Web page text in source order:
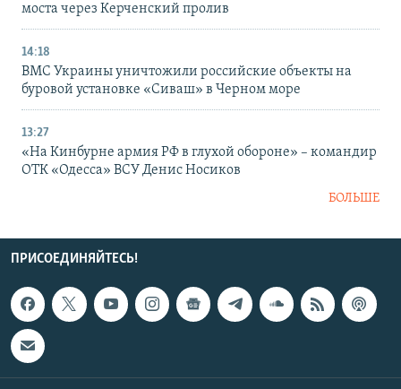
моста через Керченский пролив
14:18
ВМС Украины уничтожили российские объекты на
буровой установке «Сиваш» в Черном море
13:27
«На Кинбурне армия РФ в глухой обороне» – командир
ОТК «Одесса» ВСУ Денис Носиков
БОЛЬШЕ
ПРИСОЕДИНЯЙТЕСЬ!